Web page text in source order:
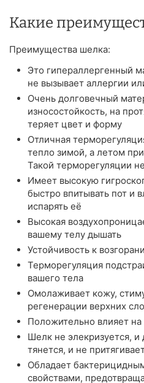
Какие
Преимущества шелка:
Это гипераллергенный
не вызывает аллергии
Очень долговечный
износостойкость, на
теряет цвет и форму
Отличная
тепло зимой, а летом
Такой терморегуляции
Имеет высокую
быстро впитывать пот и
испарять её
Высокая
вашему телу дышать
Устойчивость к
Терморегуляция
вашего тела
Омолаживает кожу,
регенерации верхних
Положительно влияет на
Шелк не элекризуется, и
тянется, и не
Обладает
свойствами,